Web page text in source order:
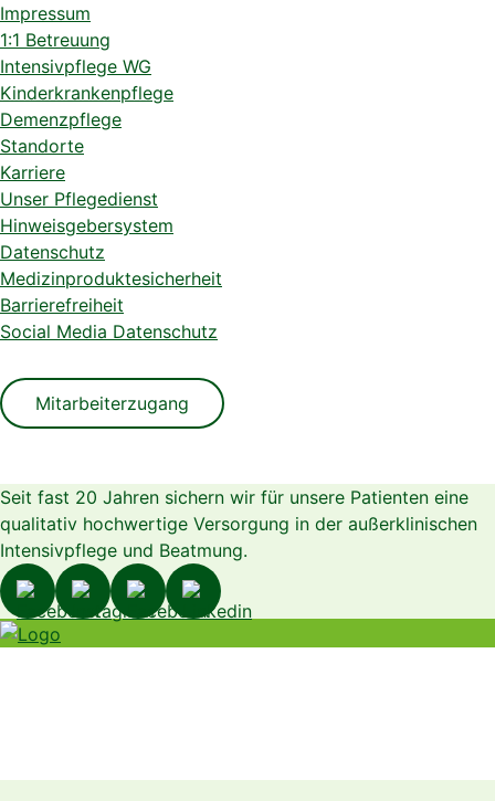
Impressum
1:1 Betreuung
Intensivpflege WG
Kinderkrankenpflege
Demenzpflege
Standorte
Karriere
Unser Pflegedienst
Hinweisgebersystem
Datenschutz
Medizinproduktesicherheit
Barrierefreiheit
Social Media Datenschutz
Mitarbeiterzugang
Seit fast 20 Jahren sichern wir für unsere Patienten eine
qualitativ hochwertige Versorgung in der außerklinischen
Intensivpflege und Beatmung.